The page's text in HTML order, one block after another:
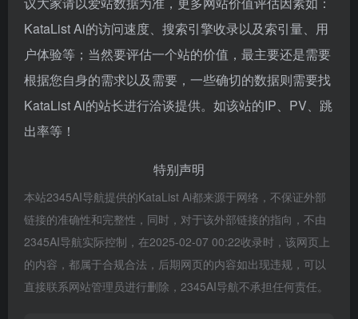
KataList Ai的访问速度、搜索引擎收录以及索引量、用
户体验等；当然要评估一个站的价值，最主要还是需要
根据您自身的需求以及需要，一些确切的数据则需要找
KataList Ai的站长进行洽谈提供。如该站的IP、PV、跳
出率等！
特别声明
本站2345AI导航提供的KataList Ai都来源于网络，不保证外部
链接的准确性和完整性，同时，对于该外部链接的指向，不由
2345AI导航实际控制，在2025-02-07 00:22收录时，该网页上
的内容，都属于合规合法，后期网页的内容如出现违规，可以
直接联系网站管理员进行删除，2345AI导航不承担任何责任。